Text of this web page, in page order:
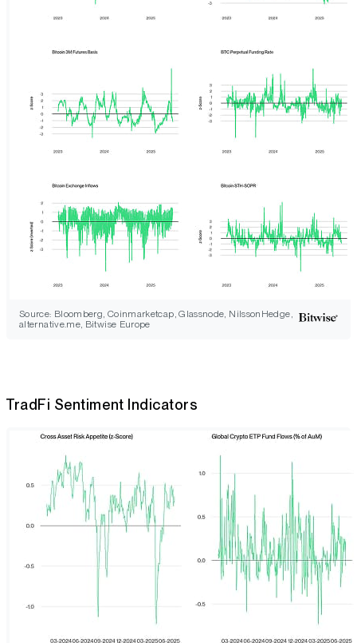
Source: Bloomberg, Coinmarketcap, Glassnode, NilssonHedge,
alternative.me, Bitwise Europe
TradFi Sentiment Indicators